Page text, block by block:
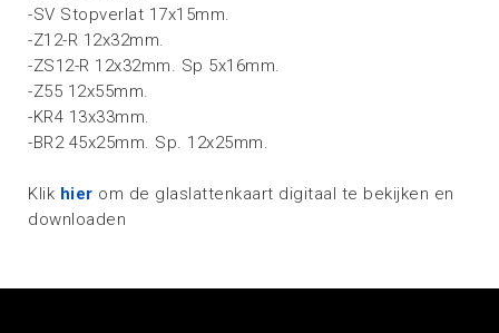
-SV Stopverlat 17x15mm.
-Z12-R 12x32mm.
-ZS12-R 12x32mm. Sp 5x16mm.
-Z55 12x55mm.
-KR4 13x33mm.
-BR2 45x25mm. Sp. 12x25mm.
Klik hier om de glaslattenkaart digitaal te bekijken en
downloaden